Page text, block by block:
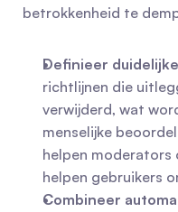
betrokkenheid te
Definieer
richtlijnen die
verwijderd, wat
menselijke
helpen moderators
helpen gebruikers
Combineer